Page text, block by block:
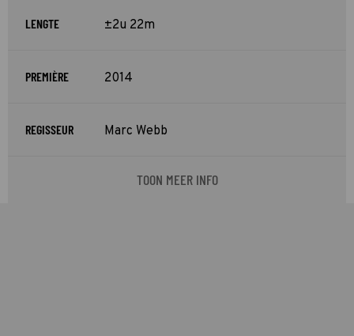
LENGTE ±2u 22m
PREMIÈRE 2014
REGISSEUR Marc Webb
TOON MEER INFO